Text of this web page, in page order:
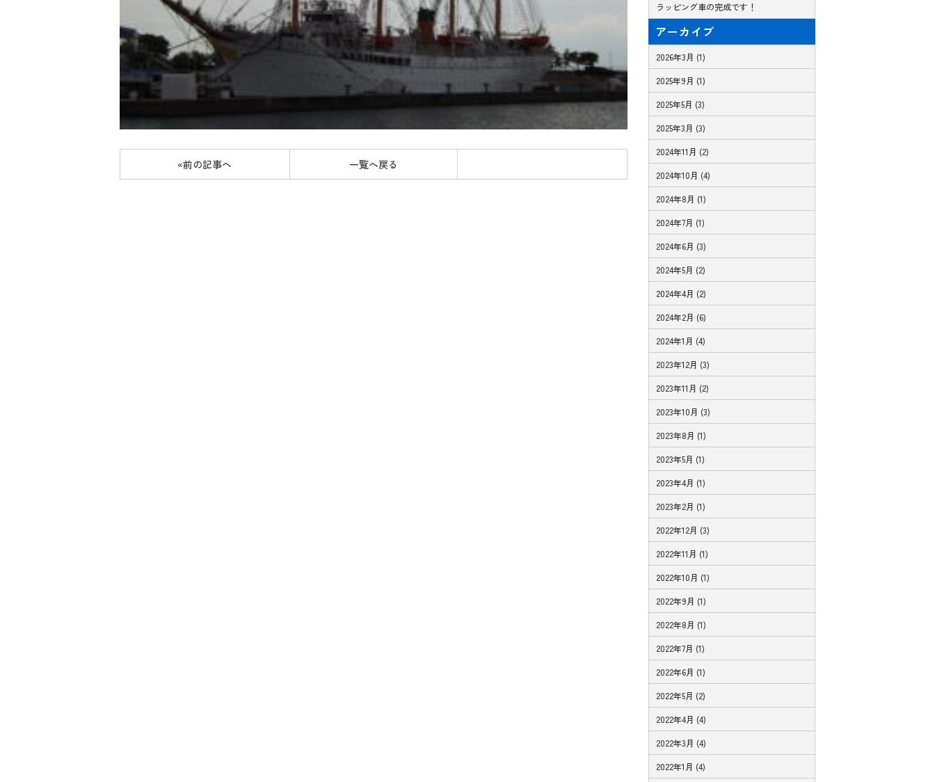
«前の記事へ 一覧へ戻る
ラッピング車の完成です！
アーカイブ
2026年3月 (1)
2025年9月 (1)
2025年5月 (3)
2025年3月 (3)
2024年11月 (2)
2024年10月 (4)
2024年8月 (1)
2024年7月 (1)
2024年6月 (3)
2024年5月 (2)
2024年4月 (2)
2024年2月 (6)
2024年1月 (4)
2023年12月 (3)
2023年11月 (2)
2023年10月 (3)
2023年8月 (1)
2023年5月 (1)
2023年4月 (1)
2023年2月 (1)
2022年12月 (3)
2022年11月 (1)
2022年10月 (1)
2022年9月 (1)
2022年8月 (1)
2022年7月 (1)
2022年6月 (1)
2022年5月 (2)
2022年4月 (4)
2022年3月 (4)
2022年1月 (4)